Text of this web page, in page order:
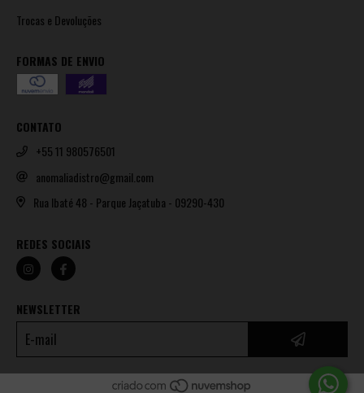
Trocas e Devoluções
FORMAS DE ENVIO
CONTATO
+55 11 980576501
anomaliadistro@gmail.com
Rua Ibaté 48 - Parque Jaçatuba - 09290-430
REDES SOCIAIS
NEWSLETTER